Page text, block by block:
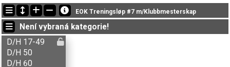
Nejnovější změny
19:32:01: Marianne Sveen (D/H 50) doběhl with status finished
19:18:10: Arvid Lyngstad (D/H 17-49) doběhl v čase 51:36 (2)
19:07:50: Idar Danielsen (D/H 50) doběhl with status finished
EOK Treningsløp #7 m/Klubbmesterskap
Není vybraná kategorie!
D/H 17-49
D/H 50
D/H 60